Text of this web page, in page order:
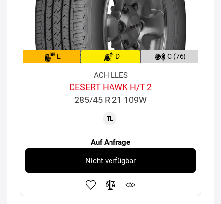
E D C (76)
ACHILLES
DESERT HAWK H/T 2
285/45 R 21 109W
TL
Auf Anfrage
Nicht verfügbar